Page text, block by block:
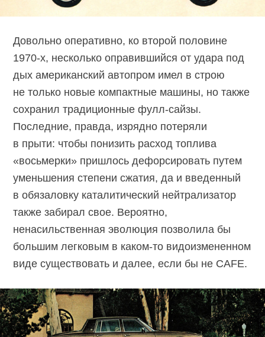
Довольно оперативно, ко второй половине
1970-х, несколько оправившийся от удара под
дых американский автопром имел в строю
не только новые компактные машины, но также
сохранил традиционные фулл-сайзы.
Последние, правда, изрядно потеряли
в прыти: чтобы понизить расход топлива
«восьмерки» пришлось дефорсировать путем
уменьшения степени сжатия, да и введенный
в обязаловку каталитический нейтрализатор
также забирал свое. Вероятно,
ненасильственная эволюция позволила бы
большим легковым в каком-то видоизмененном
виде существовать и далее, если бы не CAFE.